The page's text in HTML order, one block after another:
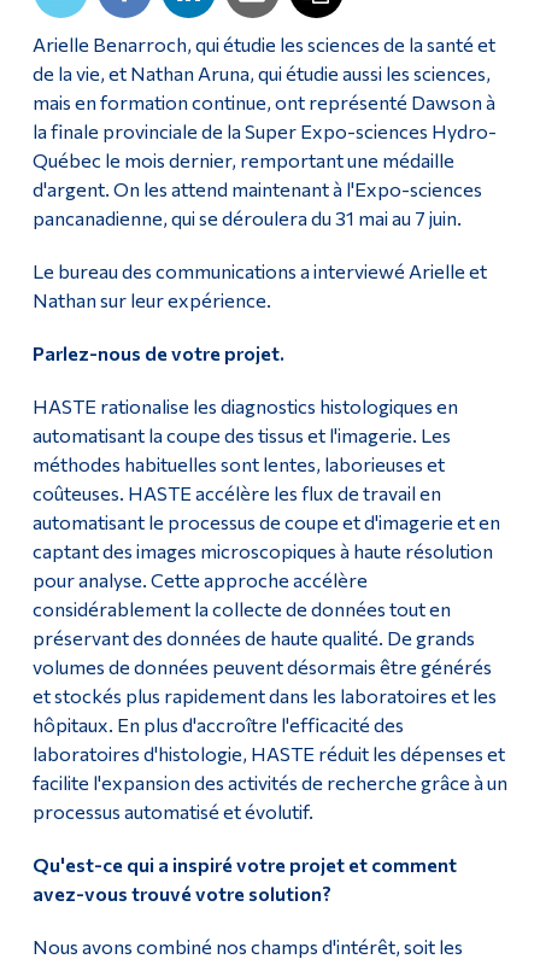
Arielle Benarroch, qui étudie les sciences de la santé et
de la vie, et Nathan Aruna, qui étudie aussi les sciences,
mais en formation continue, ont représenté Dawson à
la finale provinciale de la Super Expo-sciences Hydro-
Québec le mois dernier, remportant une médaille
d'argent. On les attend maintenant à l'Expo-sciences
pancanadienne, qui se déroulera du 31 mai au 7 juin.
Le bureau des communications a interviewé Arielle et
Nathan sur leur expérience.
Parlez-nous de votre projet.
HASTE rationalise les diagnostics histologiques en
automatisant la coupe des tissus et l'imagerie. Les
méthodes habituelles sont lentes, laborieuses et
coûteuses. HASTE accélère les flux de travail en
automatisant le processus de coupe et d'imagerie et en
captant des images microscopiques à haute résolution
pour analyse. Cette approche accélère
considérablement la collecte de données tout en
préservant des données de haute qualité. De grands
volumes de données peuvent désormais être générés
et stockés plus rapidement dans les laboratoires et les
hôpitaux. En plus d'accroître l'efficacité des
laboratoires d'histologie, HASTE réduit les dépenses et
facilite l'expansion des activités de recherche grâce à un
processus automatisé et évolutif.
Qu'est-ce qui a inspiré votre projet et comment
avez-vous trouvé votre solution?
Nous avons combiné nos champs d'intérêt, soit les
Diplômé·es et visiteur·euses